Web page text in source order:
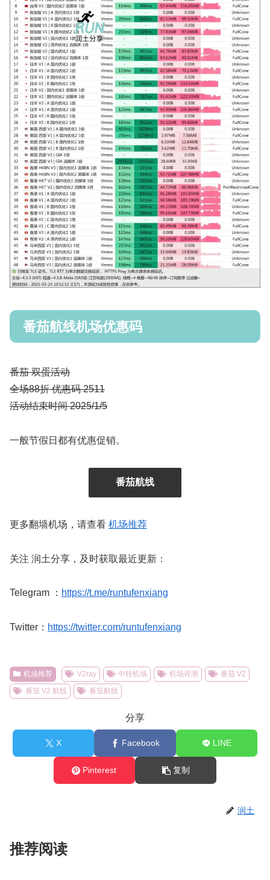
番茄航线机场优惠码
番茄 双蛋活动
全场88折 优惠码 2511
活动结束时间 2025/1/5
一般节假日都有优惠促销。
番茄航线
更多翻墙机场，请查看 机场推荐
关注 润土分享，及时获取最近更新：
Telegram ： https://t.me/runtufenxiang
Twitter： https://twitter.com/runtufenxiang
机场推荐 V2ray 中转机场 机场评测
番茄 V2
番茄 V2 航线
番茄航线
分享
X Facebook LINE
Pinterest 复制
润土
推荐阅读